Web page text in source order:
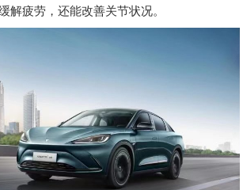
解疲劳，还能改善关节状况。